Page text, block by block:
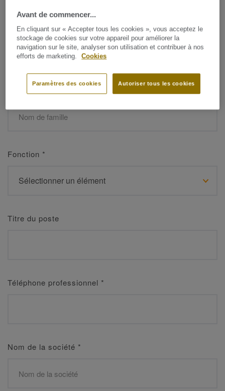
Prénom*
Fonction *
Titre du poste
Téléphone professionnel *
Nom de la société *
Avant de commencer...
En cliquant sur « Accepter tous les cookies », vous acceptez le
stockage de cookies sur votre appareil pour améliorer la
navigation sur le site, analyser son utilisation et contribuer à nos
efforts de marketing.
Cookies
Autoriser tous les cookies
Paramètres des cookies